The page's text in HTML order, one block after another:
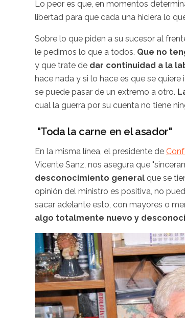
Lo peor es que, en momentos
libertad para que cada una hiciera lo
Sobre lo que piden a su sucesor al
le pedimos lo que a todos. Que no
y que trate de dar continuidad a la
hace nada y si lo hace es que se quiere
se puede pasar de un extremo a otro.
cual la guerra por su cuenta no tiene
"Toda la carne en el asador"
En la misma línea, el presidente de
Vicente Sanz, nos asegura que
desconocimiento general que se
opinión del ministro es positiva, no
sacar adelante esto, con mayores o
algo totalmente nuevo y